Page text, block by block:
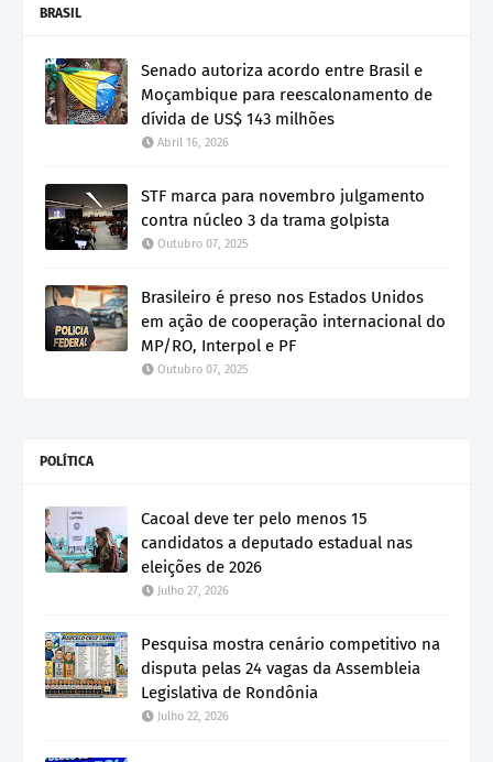
BRASIL
Senado autoriza acordo entre Brasil e
Moçambique para reescalonamento de
dívida de US$ 143 milhões
Abril 16, 2026
STF marca para novembro julgamento
contra núcleo 3 da trama golpista
Outubro 07, 2025
Brasileiro é preso nos Estados Unidos
em ação de cooperação internacional do
MP/RO, Interpol e PF
Outubro 07, 2025
POLÍTICA
Cacoal deve ter pelo menos 15
candidatos a deputado estadual nas
eleições de 2026
Julho 27, 2026
Pesquisa mostra cenário competitivo na
disputa pelas 24 vagas da Assembleia
Legislativa de Rondônia
Julho 22, 2026